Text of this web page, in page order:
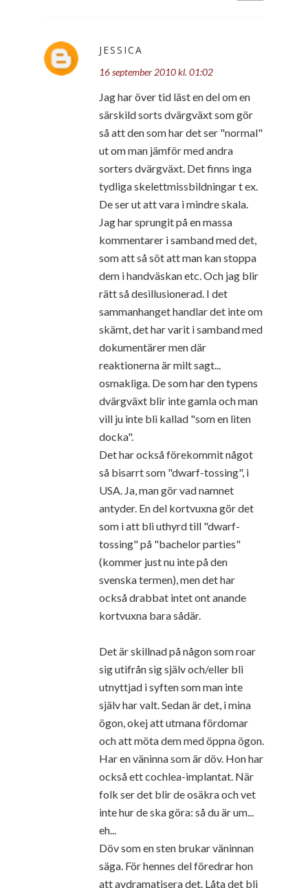
JESSICA
16 september 2010 kl. 01:02
Jag har över tid läst en del om en
särskild sorts dvärgväxt som gör
så att den som har det ser "normal"
ut om man jämför med andra
sorters dvärgväxt. Det finns inga
tydliga skelettmissbildningar t ex.
De ser ut att vara i mindre skala.
Jag har sprungit på en massa
kommentarer i samband med det,
som att så söt att man kan stoppa
dem i handväskan etc. Och jag blir
rätt så desillusionerad. I det
sammanhanget handlar det inte om
skämt, det har varit i samband med
dokumentärer men där
reaktionerna är milt sagt...
osmakliga. De som har den typens
dvärgväxt blir inte gamla och man
vill ju inte bli kallad "som en liten
docka".
Det har också förekommit något
så bisarrt som "dwarf-tossing", i
USA. Ja, man gör vad namnet
antyder. En del kortvuxna gör det
som i att bli uthyrd till "dwarf-
tossing" på "bachelor parties"
(kommer just nu inte på den
svenska termen), men det har
också drabbat intet ont anande
kortvuxna bara sådär.
Det är skillnad på någon som roar
sig utifrån sig själv och/eller bli
utnyttjad i syften som man inte
själv har valt. Sedan är det, i mina
ögon, okej att utmana fördomar
och att möta dem med öppna ögon.
Har en väninna som är döv. Hon har
också ett cochlea-implantat. När
folk ser det blir de osäkra och vet
inte hur de ska göra: så du är um...
eh...
Döv som en sten brukar väninnan
säga. För hennes del föredrar hon
att avdramatisera det. Låta det bli